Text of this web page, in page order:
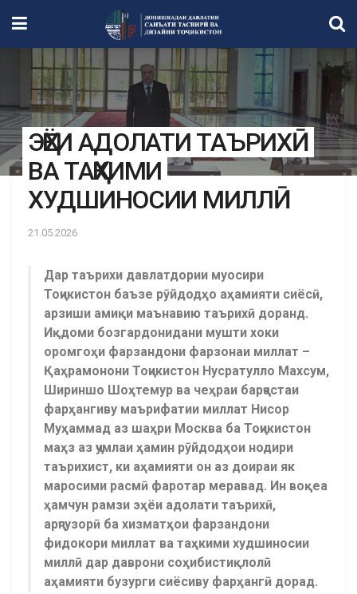
ЭҲЁИ АДОЛАТИ ТАЪРИХӢ
ВА ТАҲКИМИ
ХУДШИНОСИИ МИЛЛӢ
21.05.2026
Дар таърихи давлатдории муосири
Тоҷикистон баъзе рӯйдодҳо аҳамияти сиёсӣ,
арзиши амиқи маънавию таърихӣ доранд.
Иқдоми бозгардонидани мушти хоки
оромгоҳи фарзандони фарзонаи миллат –
Қаҳрамонони Тоҷикистон Нусратулло Махсум,
Шириншо Шоҳтемур ва чеҳраи барҷастаи
фарҳангиву маърифатии миллат Нисор
Муҳаммад аз шаҳри Москва ба Тоҷикистон
маҳз аз ҷумлаи ҳамин рӯйдодҳои нодири
таърихист, ки аҳамияти он аз доираи як
маросими расмӣ фаротар меравад. Ин воқеа
ҳамчун рамзи эҳёи адолати таърихӣ,
арҷгузорӣ ба хизматҳои фарзандони
фидокори миллат ва таҳкими худшиносии
миллӣ дар даврони соҳибистиқлолӣ
аҳамияти бузурги сиёсиву фарҳангӣ дорад.